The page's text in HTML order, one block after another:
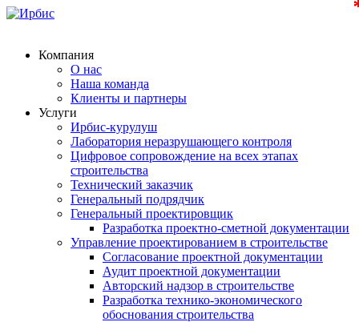
Компания
О нас
Наша команда
Клиенты и партнеры
Услуги
Ирбис-курулуш
Лаборатория неразрушающего контроля
Цифровое сопровождение на всех этапах
строительства
Технический заказчик
Генеральный подрядчик
Генеральный проектировщик
Разработка проектно-сметной документации
Управление проектированием в строительстве
Согласование проектной документации
Аудит проектной документации
Авторский надзор в строительстве
Разработка технико-экономического
обоснования строительства